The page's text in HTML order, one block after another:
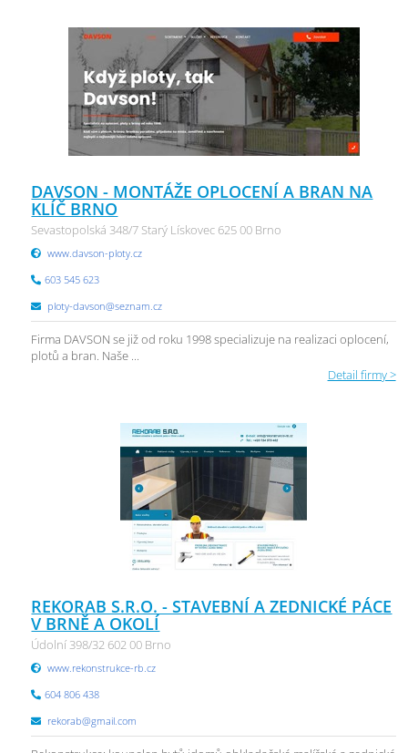
DAVSON - MONTÁŽE OPLOCENÍ A BRAN NA
KLÍČ BRNO
Sevastopolská 348/7 Starý Lískovec 625 00 Brno
www.davson-ploty.cz
603 545 623
ploty-davson@seznam.cz
Firma DAVSON se již od roku 1998 specializuje na realizaci oplocení,
plotů a bran. Naše ...
Detail firmy >
REKORAB S.R.O. - STAVEBNÍ A ZEDNICKÉ PÁCE
V BRNĚ A OKOLÍ
Údolní 398/32 602 00 Brno
www.rekonstrukce-rb.cz
604 806 438
rekorab@gmail.com